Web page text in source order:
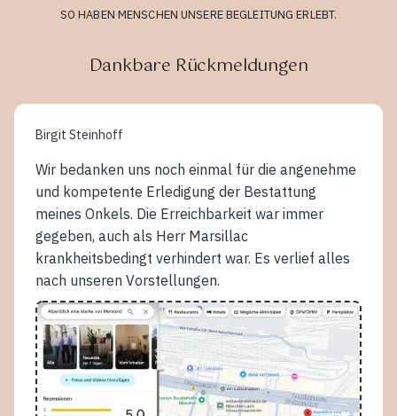
SO HABEN MENSCHEN UNSERE BEGLEITUNG ERLEBT.
Dankbare Rückmeldungen
Birgit Steinhoff
Wir bedanken uns noch einmal für die angenehme
und kompetente Erledigung der Bestattung
meines Onkels. Die Erreichbarkeit war immer
gegeben, auch als Herr Marsillac
krankheitsbedingt verhindert war. Es verlief alles
nach unseren Vorstellungen.